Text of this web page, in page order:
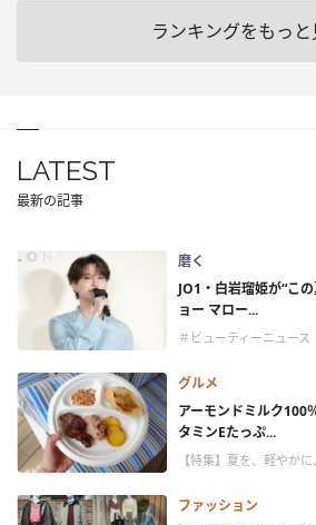
ランキングをもっと
LATEST
最新の記事
磨く
JO1・白岩瑠姫が“こ
ョー マロー...
＃ビューティーニュース
グルメ
アーモンドミルク
タミンEたっぷ...
【特集】夏を、軽やかに
ファッション